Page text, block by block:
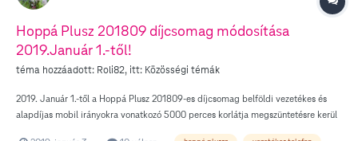
engem hívott egy barátom, s tökéletesen hallottam, hallottuk egymást; végig
valakivel, de nem hallottam, hogy kicsengene a hívásom. Úgy tűnt, nincs vonal.
De kihangosítottam, s bizony úgy már volt (mindkét készülékemen).
Megpróbáltam még egy embert felhívni, de csak kihangosítva hallottam a
Amikor visszavettem a megfelelő gombbal a fülemhez a készüléket, semmit
nem hallottam a beszédükből, Ők viszont jól hallottak engem. Mi történhetett?
(Ismétlem: mindkét készülék ezt produkálja. Nem duo-telefonok. Az egyik egy
Hoppá Plusz 201809 díjcsomag módosítása
2019.Január 1.-től!
téma hozzáadott: Roli82, itt: Közösségi témák
2019. Január 1.-től a Hoppá Plusz 201809-es díjcsomag belföldi vezetékes és
alapdíjas mobil irányokra vonatkozó 5000 perces korlátja megszüntetésre kerül